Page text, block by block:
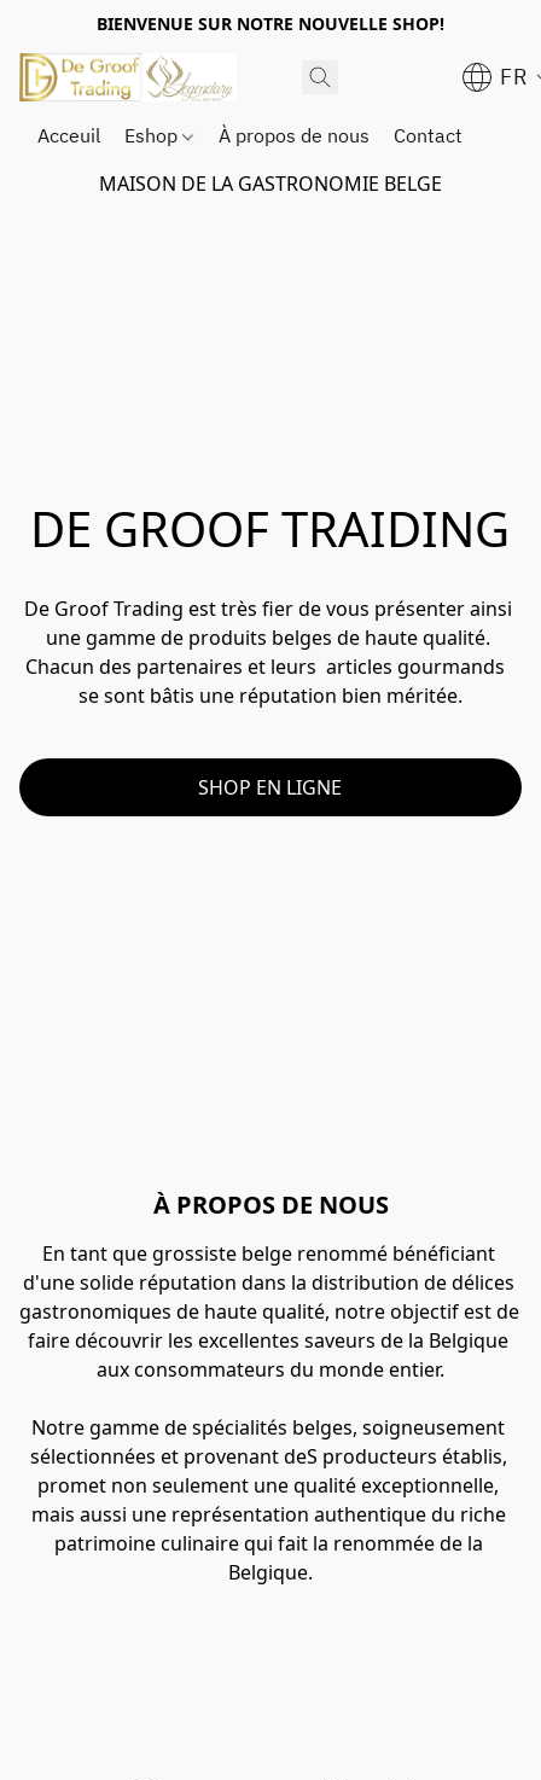
BIENVENUE SUR NOTRE NOUVELLE SHOP!
FR
Acceuil Eshop À propos de nous Contact
MAISON DE LA GASTRONOMIE BELGE
DE GROOF TRAIDING
De Groof Trading est très fier de vous présenter ainsi
une gamme de produits belges de haute qualité.
Chacun des partenaires et leurs  articles gourmands
se sont bâtis une réputation bien méritée.
SHOP EN LIGNE
À PROPOS DE NOUS
En tant que grossiste belge renommé bénéficiant
d'une solide réputation dans la distribution de délices
gastronomiques de haute qualité, notre objectif est de
faire découvrir les excellentes saveurs de la Belgique
aux consommateurs du monde entier.
Notre gamme de spécialités belges, soigneusement
sélectionnées et provenant deS producteurs établis,
promet non seulement une qualité exceptionnelle,
mais aussi une représentation authentique du riche
patrimoine culinaire qui fait la renommée de la
Belgique.